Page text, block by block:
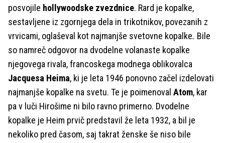
posvojile hollywoodske zvezdnice. Rard je kopalke,
sestavljene iz zgornjega dela in trikotnikov, povezanih z
vrvicami, oglaševal kot najmanjše svetovne kopalke. Bile
so namreč odgovor na dvodelne volanaste kopalke
njegovega rivala, francoskega modnega oblikovalca
Jacquesa Heima, ki je leta 1946 ponovno začel izdelovati
najmanjše kopalke na svetu. Te je poimenoval Atom, kar
pa v luči Hirošime ni bilo ravno primerno. Dvodelne
kopalke je Heim prvič predstavil že leta 1932, a bil je
nekoliko pred časom, saj takrat ženske še niso bile